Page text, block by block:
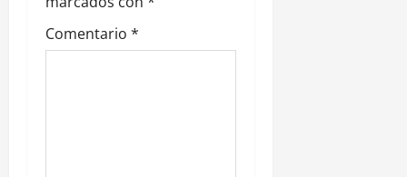
d
e
Comentario *